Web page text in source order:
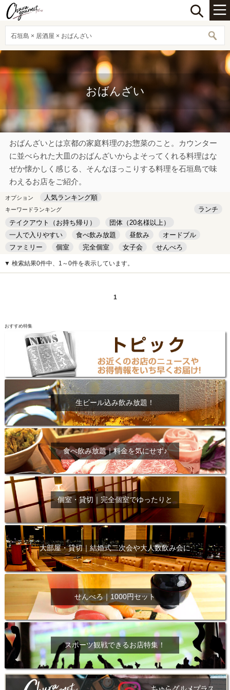
石垣島 × 居酒屋 × おばんざい
おばんざい
おばんざいとは京都の家庭料理のお惣菜のこと。カウンター
に並べられた大皿のおばんざいからよそってくれる料理はな
ぜか懐かしく感じる、そんなほっこりする料理を石垣島で味
わえるお店をご紹介。
オプション 人気ランキング順
キーワードランキング
ランチ
テイクアウト（お持ち帰り）
団体（20名様以上）
一人で入りやすい
食べ飲み放題 昼飲み
オードブル
ファミリー
個室 完全個室 女子会
せんべろ
キッズルーム
安い デート
▼ 検索結果0件中、1～0件を表示しています。
1
おすすめ特集
生ビール込み飲み放題！
食べ飲み放題｜料金を気にせず♪
個室・貸切｜完全個室でゆったりと
大部屋・貸切｜結婚式二次会や大人数飲み会に
せんべろ｜1000円セット
スポーツ観戦できるお店特集！